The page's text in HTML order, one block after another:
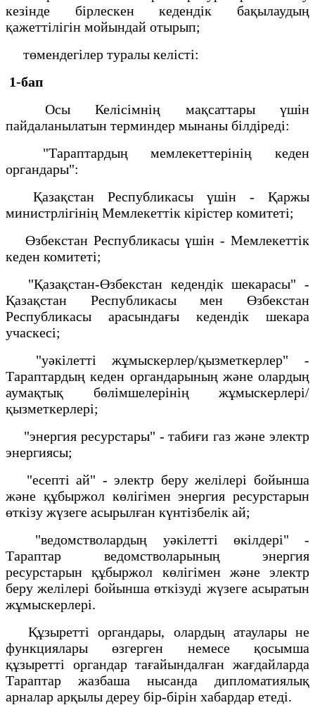
кезінде бірлескен кедендік бақылаудың
қажеттілігін мойындай отырып;
төмендегілер туралы келісті:
1-бап
Осы Келісімнің мақсаттары үшін
пайдаланылатын терминдер мынаны білдіреді:
"Тараптардың мемлекеттерінің кеден
органдары":
Қазақстан Республикасы үшін - Қаржы
министрлігінің Мемлекеттік кірістер комитеті;
Өзбекстан Республикасы үшін - Мемлекеттік
кеден комитеті;
"Қазақстан-Өзбекстан кедендік шекарасы" -
Қазақстан Республикасы мен Өзбекстан
Республикасы арасындағы кедендік шекара
учаскесі;
"уәкілетті жұмыскерлер/қызметкерлер" -
Тараптардың кеден органдарының және олардың
аумақтық бөлімшелерінің жұмыскерлері/
қызметкерлері;
"энергия ресурстары" - табиғи газ және электр
энергиясы;
"есепті ай" - электр беру желілері бойынша
және құбыржол көлігімен энергия ресурстарын
өткізу жүзеге асырылған күнтізбелік ай;
"ведомстволардың уәкілетті өкілдері" -
Тараптар ведомстволарының энергия
ресурстарын құбыржол көлігімен және электр
беру желілері бойынша өткізуді жүзеге асыратын
жұмыскерлері.
Құзыретті органдары, олардың атаулары не
функциялары өзгерген немесе қосымша
құзыретті органдар тағайындалған жағдайларда
Тараптар жазбаша нысанда дипломатиялық
арналар арқылы дереу бір-бірін хабардар етеді.